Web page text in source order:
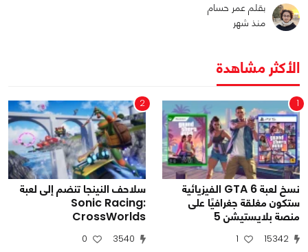
بقلم عمر حسام
منذ شهر
الأكثر مشاهدة
1
نسخ لعبة GTA 6 الفيزيائية
ستكون مغلقة جغرافيًا على
منصة بلايستيشن 5
15342
1
2
سلاحف النينجا تنضم إلى لعبة
Sonic Racing:
CrossWorlds
3540
0